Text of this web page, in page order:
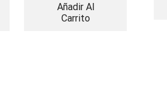
Añadir Al
Carrito